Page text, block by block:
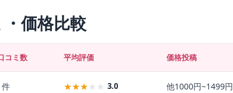
価格比較
コミ数 平均評価 価格投稿
件 ★★★ ★ ★ 3.0 他1000円~1499円